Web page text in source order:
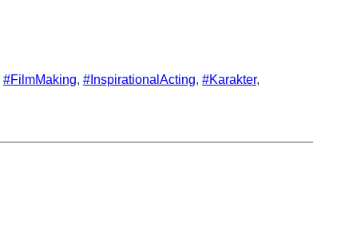
#FilmMaking, #InspirationalActing, #Karakter